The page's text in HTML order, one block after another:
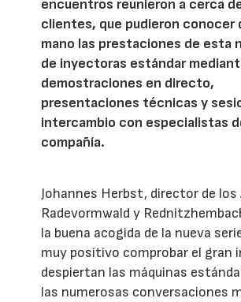
encuentros reunieron a cerca
clientes, que pudieron conocer
mano las prestaciones de esta
de inyectoras estándar
demostraciones en directo,
presentaciones técnicas y
intercambio con especialistas
compañía.
Johannes Herbst, director de los
Radevormwald y
la buena acogida de la nueva
muy positivo comprobar el gran
despiertan las máquinas
las numerosas conversaciones